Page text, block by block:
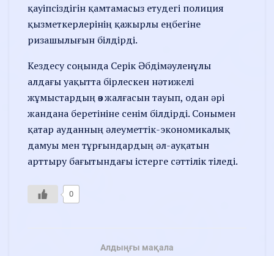
қауіпсіздігін қамтамасыз етудегі полиция
қызметкерлерінің қажырлы еңбегіне
ризашылығын білдірді.
Кездесу соңында Серік Әбдімәуленұлы
алдағы уақытта бірлескен нәтижелі
жұмыстардың өз жалғасын тауып, одан әрі
жандана беретініне сенім білдірді. Сонымен
қатар ауданның әлеуметтік-экономикалық
дамуы мен тұрғындардың әл-ауқатын
арттыру бағытындағы істерге сәттілік тіледі.
0
Алдыңғы мақала